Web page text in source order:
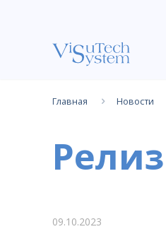
Главная Новости
09.10.2023